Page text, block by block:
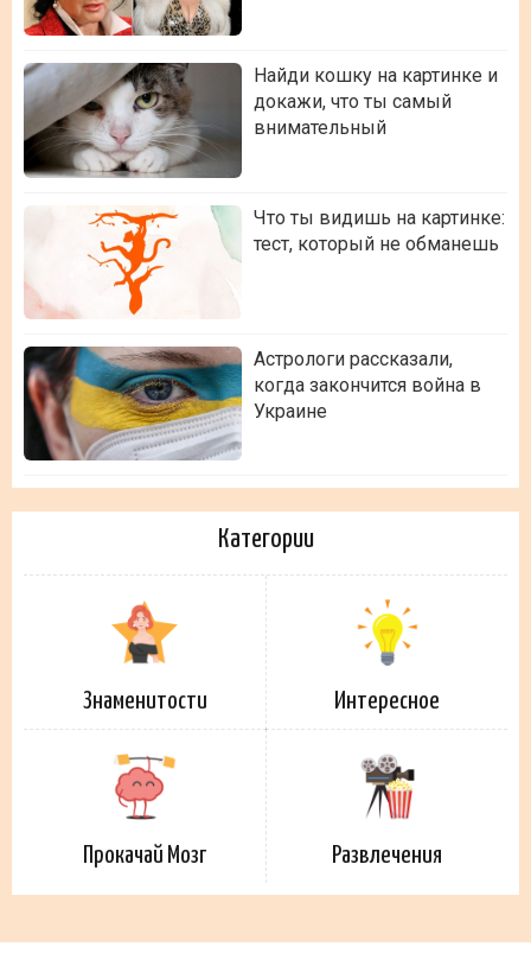
Найди кошку на картинке и
докажи, что ты самый
внимательный
Что ты видишь на картинке:
тест, который не обманешь
Астрологи рассказали,
когда закончится война в
Украине
Категории
Знаменитости Интересное
Прокачай Мозг Развлечения